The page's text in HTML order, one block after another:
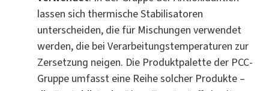
lassen sich thermische Stabilisatoren
unterscheiden, die für Mischungen verwendet
werden, die bei Verarbeitungstemperaturen zur
Zersetzung neigen. Die Produktpalette der PCC-
Gruppe umfasst eine Reihe solcher Produkte –